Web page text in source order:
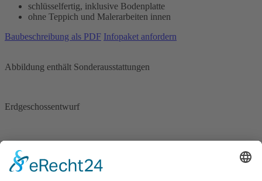
schlüsselfertig, inklusive Bodenplatte
ohne Teppich und Malerarbeiten innen
Baubeschreibung als PDF Infopaket anfordern
Abbildung enthält Sonderausstattungen
Erdgeschossentwurf
Ihre Vorteile